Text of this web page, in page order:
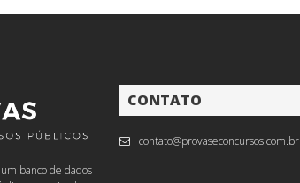
banco de dados
CONTATO
contato@provaseconcursos.com.br